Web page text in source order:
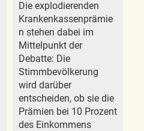
Die explodierenden
Krankenkassenprämie
n stehen dabei im
Mittelpunkt der
Debatte: Die
Stimmbevölkerung
wird darüber
entscheiden, ob sie die
Prämien bei 10 Prozent
des Einkommens